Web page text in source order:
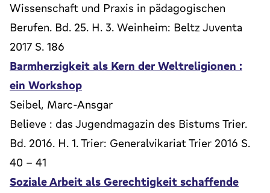
Wissenschaft und Praxis in pädagogischen
Berufen. Bd. 25. H. 3. Weinheim: Beltz Juventa
2017 S. 186
Barmherzigkeit als Kern der Weltreligionen :
ein Workshop
Seibel, Marc-Ansgar
Believe : das Jugendmagazin des Bistums Trier.
Bd. 2016. H. 1. Trier: Generalvikariat Trier 2016 S.
40 - 41
Soziale Arbeit als Gerechtigkeit schaffende